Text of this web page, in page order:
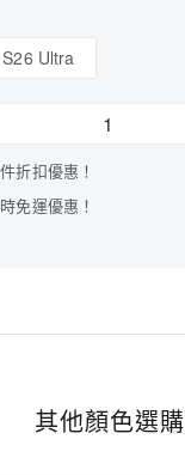
S26 Ultra
折扣優惠！
免運優惠！
其他顏色選購